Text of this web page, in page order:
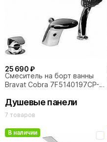
25 690 ₽
Смеситель на борт ванны
Bravat Cobra 7F5140197CP-1-
Душевые панели
7 товаров
В наличии